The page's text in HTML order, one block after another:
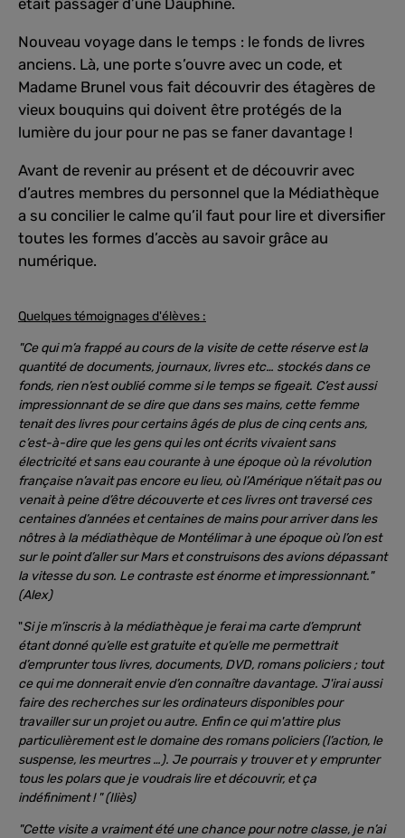
était passager d’une Dauphine.
Nouveau voyage dans le temps : le fonds de livres
anciens. Là, une porte s’ouvre avec un code, et
Madame Brunel vous fait découvrir des étagères de
vieux bouquins qui doivent être protégés de la
lumière du jour pour ne pas se faner davantage !
Avant de revenir au présent et de découvrir avec
d’autres membres du personnel que la Médiathèque
a su concilier le calme qu’il faut pour lire et diversifier
toutes les formes d’accès au savoir grâce au
numérique.
Quelques témoignages d'élèves :
"Ce qui m’a frappé au cours de la visite de cette réserve est la
quantité de documents, journaux, livres etc… stockés dans ce
fonds, rien n’est oublié comme si le temps se figeait. C’est aussi
impressionnant de se dire que dans ses mains, cette femme
tenait des livres pour certains âgés de plus de cinq cents ans,
c’est-à-dire que les gens qui les ont écrits vivaient sans
électricité et sans eau courante à une époque où la révolution
française n’avait pas encore eu lieu, où l’Amérique n’était pas ou
venait à peine d’être découverte et ces livres ont traversé ces
centaines d’années et centaines de mains pour arriver dans les
nôtres à la médiathèque de Montélimar à une époque où l’on est
sur le point d’aller sur Mars et construisons des avions dépassant
la vitesse du son. Le contraste est énorme et impressionnant."
(Alex)
"Si je m’inscris à la médiathèque je ferai ma carte d’emprunt
étant donné qu’elle est gratuite et qu’elle me permettrait
d’emprunter tous livres, documents, DVD, romans policiers ; tout
ce qui me donnerait envie d’en connaître davantage. J'irai aussi
faire des recherches sur les ordinateurs disponibles pour
travailler sur un projet ou autre. Enfin ce qui m'attire plus
particulièrement est le domaine des romans policiers (l’action, le
suspense, les meurtres …). Je pourrais y trouver et y emprunter
tous les polars que je voudrais lire et découvrir, et ça
indéfiniment ! " (Iliès)
"Cette visite a vraiment été une chance pour notre classe, je n’ai